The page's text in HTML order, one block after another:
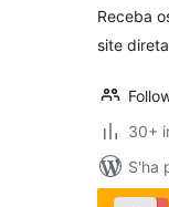
Receba
site
30+
S'ha